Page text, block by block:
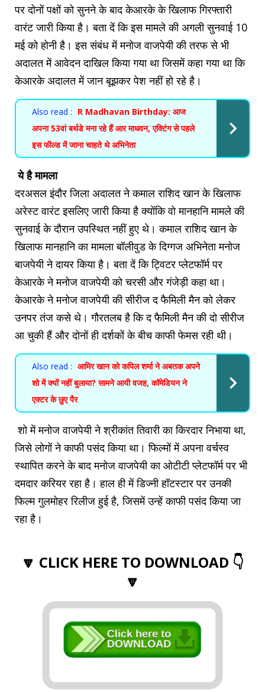
पर दोनों पक्षों को सुनने के बाद केआरके के खिलाफ गिरफ्तारी
वारंट जारी किया है। बता दें कि इस मामले की अगली सुनवाई 10
मई को होनी है। इस संबंध में मनोज वाजपेयी की तरफ से भी
अदालत में आवेदन दाखिल किया गया था जिसमें कहा गया था कि
केआरके अदालत में जान बूझकर पेश नहीं हो रहे है।
Also read : R Madhavan Birthday: आज
अपना 53वां बर्थडे मना रहे हैं आर माधवन, एक्टिंग से पहले
इस फील्ड में जाना चाहते थे अभिनेता
ये है मामला
दरअसल इंदौर जिला अदालत ने कमाल राशिद खान के खिलाफ
अरेस्ट वारंट इसलिए जारी किया है क्योंकि वो मानहानि मामले की
सुनवाई के दौरान उपस्थित नहीं हुए थे। कमाल राशिद खान के
खिलाफ मानहानि का मामला बॉलीवुड के दिग्गज अभिनेता मनोज
बाजपेयी ने दायर किया है। बता दें कि ट्विटर प्लेटफॉर्म पर
केआरके ने मनोज वाजपेयी को चरसी और गंजेड़ी कहा था।
केआरके ने मनोज वाजपेयी की सीरीज द फैमिली मैन को लेकर
उनपर तंज कसे थे। गौरतलब है कि द फैमिली मैन की दो सीरीज
आ चुकी हैं और दोनों ही दर्शकों के बीच काफी फेमस रही थी।
Also read : आमिर खान को कपिल शर्मा ने अबतक अपने
शो में क्यों नहीं बुलाया? सामने आयी वजह, कॉमेडियन ने
एक्टर के छुए पैर
शो में मनोज वाजपेयी ने श्रीकांत तिवारी का किरदार निभाया था,
जिसे लोगों ने काफी पसंद किया था। फिल्मों में अपना वर्चस्व
स्थापित करने के बाद मनोज वाजपेयी का ओटीटी प्लेटफॉर्म पर भी
दमदार करियर रहा है। हाल ही में डिज्नी हॉटस्टार पर उनकी
फिल्म गुलमोहर रिलीज हुई है, जिसमें उन्हें काफी पसंद किया जा
रहा है।
🔽 CLICK HERE TO DOWNLOAD 👇
🔽